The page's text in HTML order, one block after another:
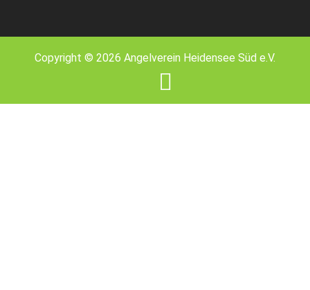
Copyright © 2026 Angelverein Heidensee Süd e.V.